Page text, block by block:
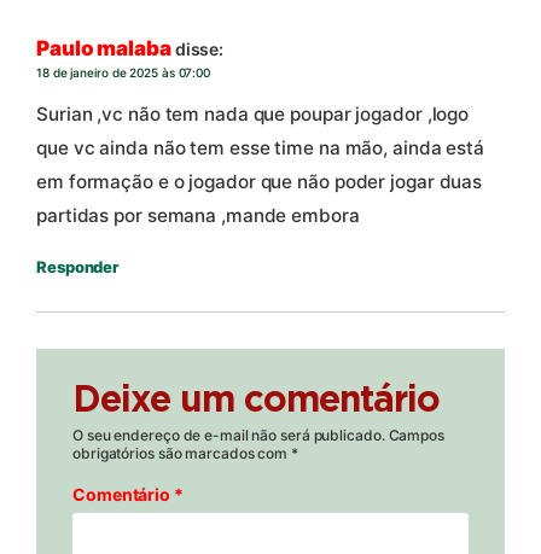
Paulo malabadisse:
18 de janeiro de 2025 às 07:00
Surian ,vc não tem nada que poupar jogador ,logo
que vc ainda não tem esse time na mão, ainda está
em formação e o jogador que não poder jogar duas
partidas por semana ,mande embora
Responder
Deixe um comentário
O seu endereço de e-mail não será publicado. Campos
obrigatórios são marcados com *
Comentário *